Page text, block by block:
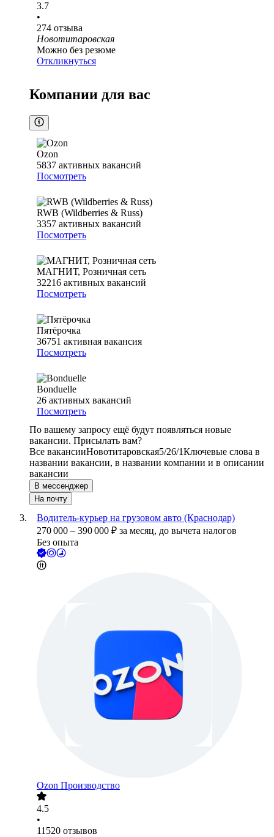
3.7
•
274 отзыва
Новотитаровская
Можно без резюме
Откликнуться
Компании для вас
Ozon
5837 активных вакансий
Посмотреть
RWB (Wildberries & Russ)
3357 активных вакансий
Посмотреть
МАГНИТ, Розничная сеть
32216 активных вакансий
Посмотреть
Пятёрочка
36751 активная вакансия
Посмотреть
Bonduelle
26 активных вакансий
Посмотреть
По вашему запросу ещё будут появляться новые
вакансии. Присылать вам?
Все вакансииНовотитаровская5/26/1Ключевые слова в
названии вакансии, в названии компании и в описании
вакансии
В мессенджер
На почту
Водитель-курьер на грузовом авто (Краснодар)
270 000 – 390 000 ₽ за месяц, до вычета налогов
Без опыта
Ozon Производство
4.5
•
11520 отзывов